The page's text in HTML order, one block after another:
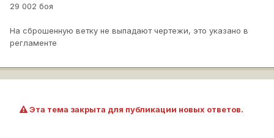
29 002 боя
На сброшенную ветку не выпадают чертежи, это указано в
регламенте
Эта тема закрыта для публикации новых ответов.